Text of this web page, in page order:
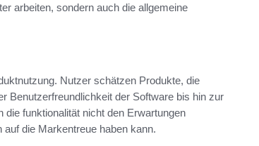
arbeiten, sondern auch die allgemeine
Nutzer schätzen Produkte, die
Benutzerfreundlichkeit der Software bis hin zur
funktionalität nicht den Erwartungen
die Markentreue haben kann.